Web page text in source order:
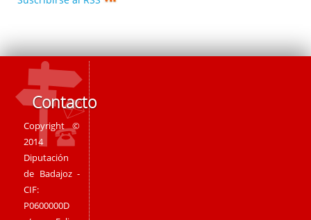
Contacto
Copyright ©
2014
Diputación
de Badajoz -
CIF:
P0600000D